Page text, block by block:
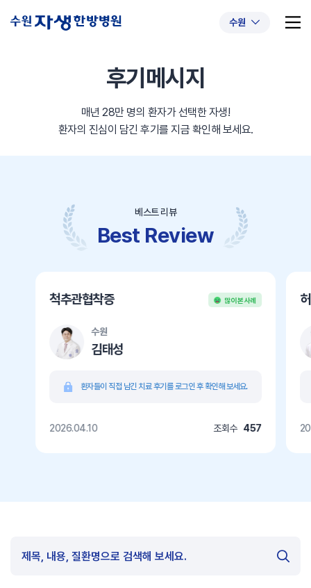
수원
추천 검색어 #초음파약침 #척추압박골절
후기메시지
매년 28만 명의 환자가 선택한 자생!
환자의 진심이 담긴 후기를 지금 확인해 보세요.
베스트 리뷰
Best Review
척추관협착증 많이 본 사례
수원
김태성
환자들이 직접 남긴 치료 후기를 로그인 후 확인해 보세요.
2026.04.10 조회수 457